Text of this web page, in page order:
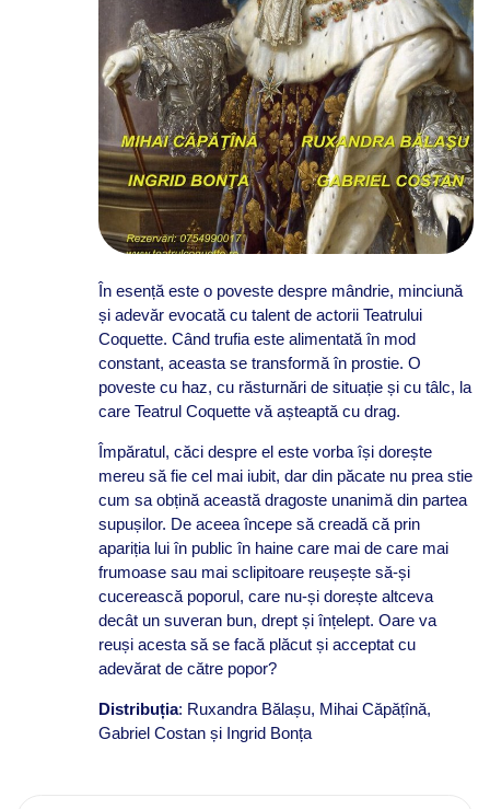
În esență este o poveste despre mândrie, minciună
și adevăr evocată cu talent de actorii Teatrului
Coquette. Când trufia este alimentată în mod
constant, aceasta se transformă în prostie. O
poveste cu haz, cu răsturnări de situație și cu tâlc, la
care Teatrul Coquette vă așteaptă cu drag.
Împăratul, căci despre el este vorba își dorește
mereu să fie cel mai iubit, dar din păcate nu prea stie
cum sa obțină această dragoste unanimă din partea
supușilor. De aceea începe să creadă că prin
apariția lui în public în haine care mai de care mai
frumoase sau mai sclipitoare reușește să-și
cucerească poporul, care nu-și dorește altceva
decât un suveran bun, drept și înțelept. Oare va
reuși acesta să se facă plăcut și acceptat cu
adevărat de către popor?
Distribuția: Ruxandra Bălașu, Mihai Căpățînă,
Gabriel Costan și Ingrid Bonța